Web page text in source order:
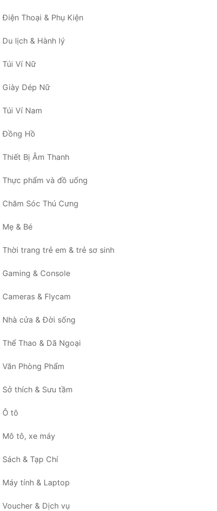
Điện Thoại & Phụ Kiện
Du lịch & Hành lý
Túi Ví Nữ
Giày Dép Nữ
Túi Ví Nam
Đồng Hồ
Thiết Bị Âm Thanh
Thực phẩm và đồ uống
Chăm Sóc Thú Cưng
Mẹ & Bé
Thời trang trẻ em & trẻ sơ sinh
Gaming & Console
Cameras & Flycam
Nhà cửa & Đời sống
Thể Thao & Dã Ngoại
Văn Phòng Phẩm
Sở thích & Sưu tầm
Ô tô
Mô tô, xe máy
Sách & Tạp Chí
Máy tính & Laptop
Voucher & Dịch vụ